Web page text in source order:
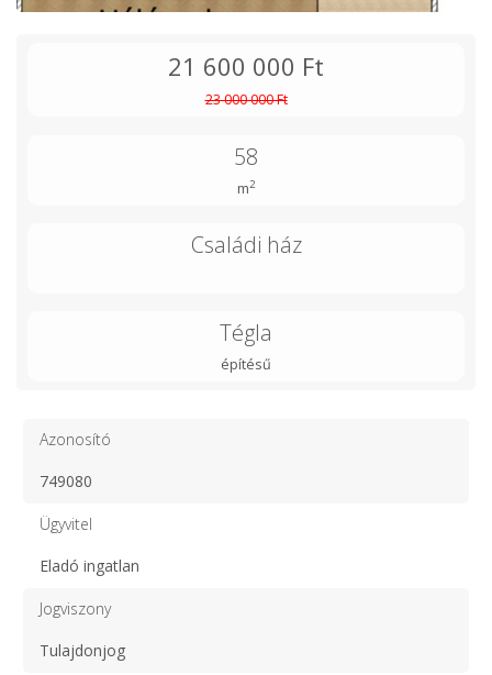
21 600 000 Ft
23 000 000 Ft
58
m2
Családi ház
Tégla
építésű
Azonosító
749080
Ügyvitel
Eladó ingatlan
Jogviszony
Tulajdonjog